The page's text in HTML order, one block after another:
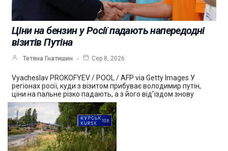
Ціни на бензин у Росії падають напередодні
візитів Путіна
Тетяна Гнатишин Сер 8, 2026
Vyacheslav PROKOFYEV / POOL / AFP via Getty Images У
регіонах росії, куди з візитом прибуває володимир путін,
ціни на пальне різко падають, а з його від’їздом знову